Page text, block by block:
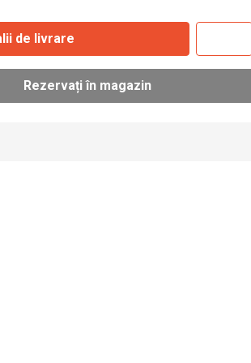
de livrare
Rezervați în magazin